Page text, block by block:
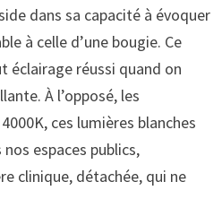
dans sa capacité à évoquer
à celle d’une bougie. Ce
éclairage réussi quand on
À l’opposé, les
ces lumières blanches
espaces publics,
clinique, détachée, qui ne